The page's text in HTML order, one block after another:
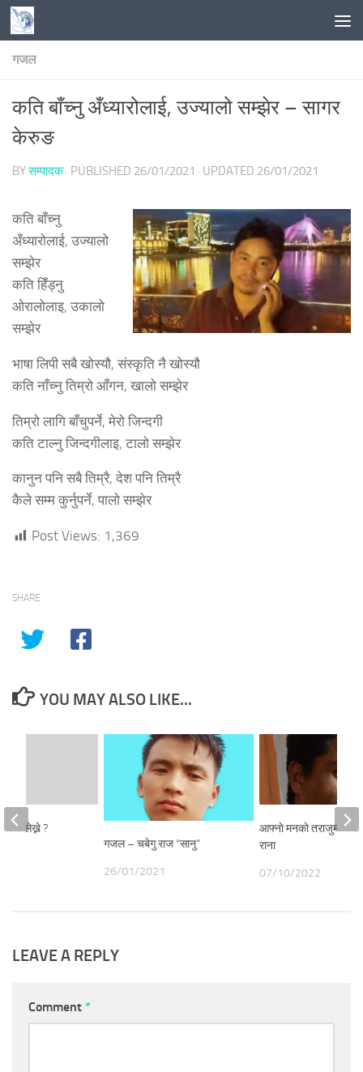
Skip to content
गजल
कति बाँच्नु अँध्यारोलाई, उज्यालो सम्झेर – सागर
केरुङ
BYसम्पादक · PUBLISHED 26/01/2021 · UPDATED 26/01/2021
कति बाँच्नु
अँध्यारोलाई, उज्यालो
सम्झेर
कति हिँड्नु
ओरालोलाइ, उकालो
सम्झेर
भाषा लिपी सबै खोस्यौ, संस्कृति नै खोस्यौ
कति नाँच्नु तिम्रो आँगन, खालो सम्झेर
तिम्रो लागि बाँचुपर्ने, मेरो जिन्दगी
कति टाल्नु जिन्दगीलाइ, टालो सम्झेर
कानुन पनि सबै तिम्रै, देश पनि तिम्रै
कैले सम्म कुर्नुपर्ने, पालो सम्झेर
Post Views: 1,369
SHARE
YOU MAY ALSO LIKE...
गजल – चबेगु राज “सानु”
26/01/2021
आफ्नाे मनकाे तराजुमा -
राना
07/10/2022
लेख्ने ?
LEAVE A REPLY
Comment *